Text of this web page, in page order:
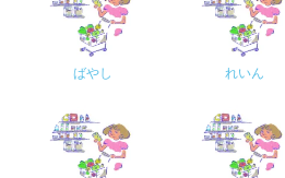
ばやし れいん